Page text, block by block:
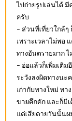
ไปถ่ายรูปเล่นได้
ครับ
– ส่วนที่เที่ยวใกล้
เพราะเวลาไม่พอ
ทางอันตรายมาก
– อ่อแล้วก็เพิ่มเติ
ระวังลงผิดทางนะ
เก่ากับทางใหม่ ทา
ขายคึกคัก และก็มี
แต่เสียดายวันนั้นผ